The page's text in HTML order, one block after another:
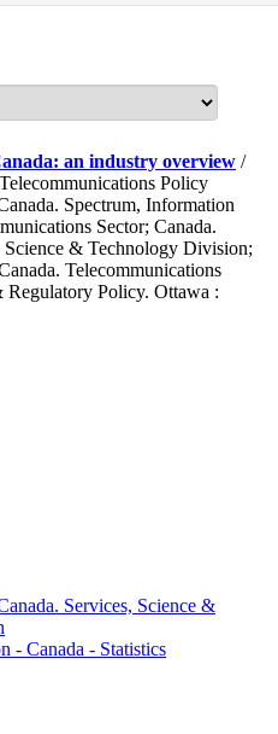
an industry overview /
Policy
Spectrum, Information
Sector; Canada.
Science & Technology Division;
Telecommunications
Policy. Ottawa :
Services, Science &
- Canada - Statistics